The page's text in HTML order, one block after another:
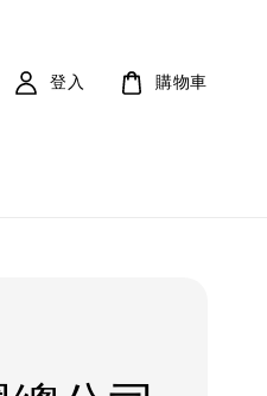
登入 購物車